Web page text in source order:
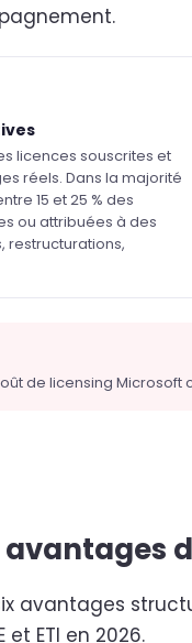
licences souscrites et
réels. Dans la majorité
15 et 25 % des
ou attribuées à des
restructurations,
de licensing Microsoft
avantages
avantages
ETI en 2026.